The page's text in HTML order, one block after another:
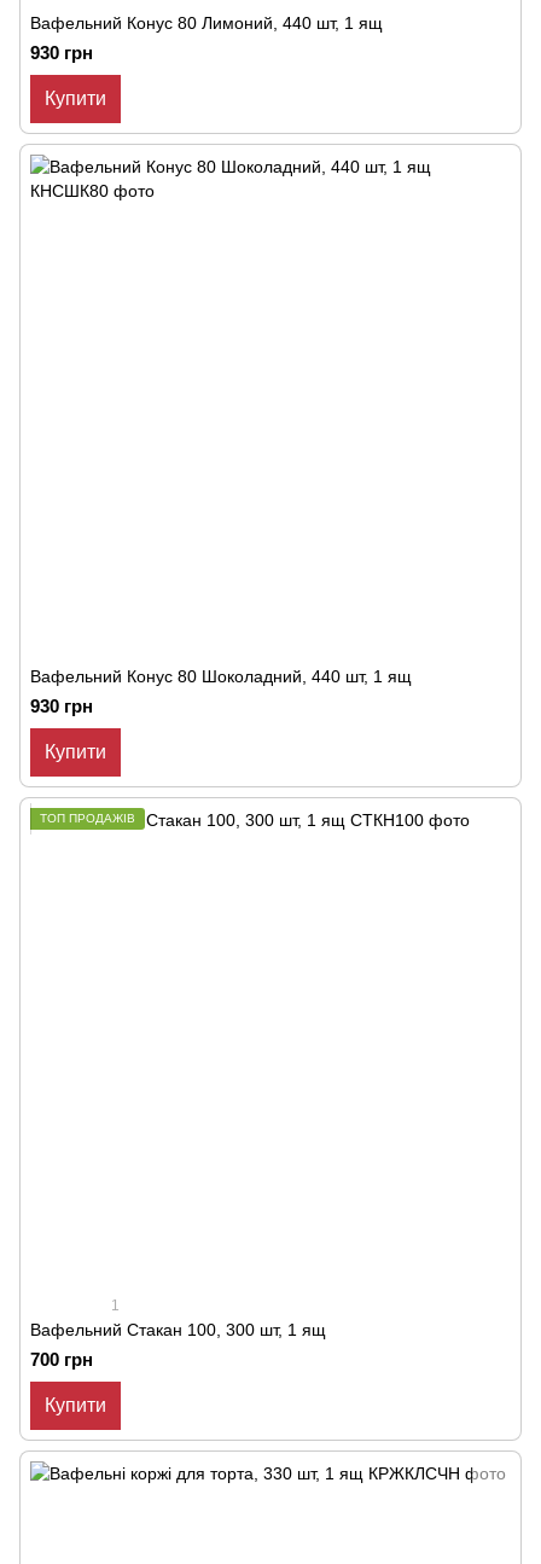
Вафельний Конус 80 Лимоний, 440 шт, 1 ящ
930 грн
Купити
Вафельний Конус 80 Шоколадний, 440 шт, 1 ящ
930 грн
Купити
ТОП ПРОДАЖІВ
1
Вафельний Стакан 100, 300 шт, 1 ящ
700 грн
Купити